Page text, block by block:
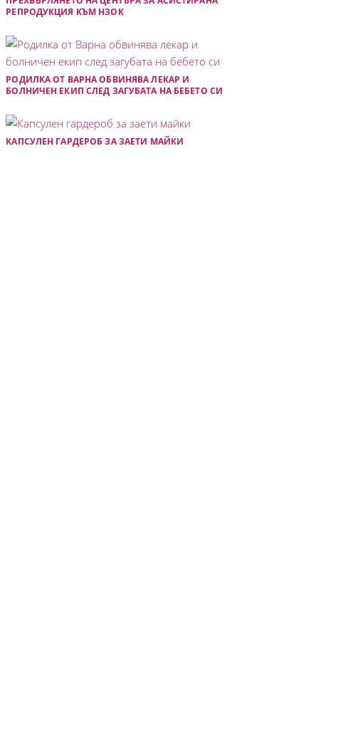
РЕПРОДУКЦИЯ КЪМ НЗОК
РОДИЛКА ОТ ВАРНА ОБВИНЯВА ЛЕКАР И
БОЛНИЧЕН ЕКИП СЛЕД ЗАГУБАТА НА БЕБЕТО СИ
КАПСУЛЕН ГАРДЕРОБ ЗА ЗАЕТИ МАЙКИ